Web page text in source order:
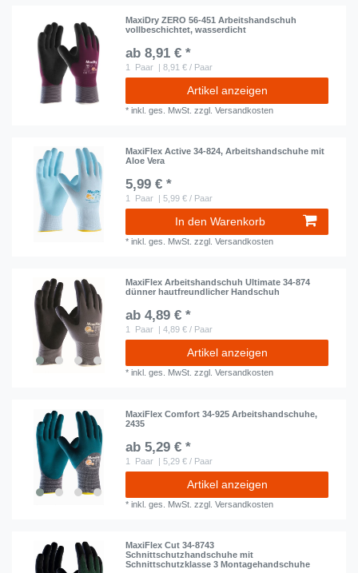
MaxiDry ZERO 56-451 Arbeitshandschuh
vollbeschichtet, wasserdicht
ab 8,91 € *
1 Paar | 8,91 € / Paar
Artikel anzeigen
*inkl. ges. MwSt. zzgl.Versandkosten
MaxiFlex Active 34-824, Arbeitshandschuhe mit
Aloe Vera
5,99 € *
1 Paar | 5,99 € / Paar
In den Warenkorb
*inkl. ges. MwSt. zzgl.Versandkosten
MaxiFlex Arbeitshandschuh Ultimate 34-874
dünner hautfreundlicher Handschuh
ab 4,89 € *
1 Paar | 4,89 € / Paar
Artikel anzeigen
*inkl. ges. MwSt. zzgl.Versandkosten
MaxiFlex Comfort 34-925 Arbeitshandschuhe,
2435
ab 5,29 € *
1 Paar | 5,29 € / Paar
Artikel anzeigen
*inkl. ges. MwSt. zzgl.Versandkosten
MaxiFlex Cut 34-8743
Schnittschutzhandschuhe mit
Schnittschutzklasse 3 Montagehandschuhe